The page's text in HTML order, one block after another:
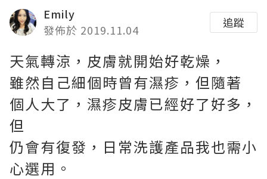
Emily
發佈於 2019.11.04
追蹤
天氣轉涼，皮膚就開始好乾燥，
雖然自己細個時曾有濕疹，但隨著
個人大了，濕疹皮膚已經好了好多，
但
仍會有復發，日常洗護產品我也需小
心選用。